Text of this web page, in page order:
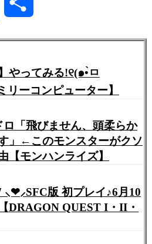
やってみる!୧(๑•̀ㅁ
ーコンピューター】
ロ「飛びません、頭柔らか
」←このモンスターがクソ
【モンハンライズ】
⸜❤︎⸝SFC版 初プレイ♪6月10
DRAGON QUEST I・II・